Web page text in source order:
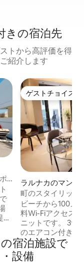
きの宿泊先
トから高評価を得
紹介します
ゲストチョイス
ゲストチョイス
ラルナカのマンシ
ート
町のスタイリッシ
のアパート
ビーチから100メ
料Wi-Fiアクセス
ニットです。 3つ
のエアコン付きの
立したベッドルー
あります。 ソフ
クリーンテレビを
宿泊施設で
設備